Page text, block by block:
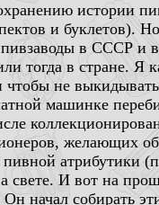
истории
и буклетов).
в СССР и
тогда в стране. Я
не
машинке
желающих
атрибутики
свете. И вот на
начал собирать